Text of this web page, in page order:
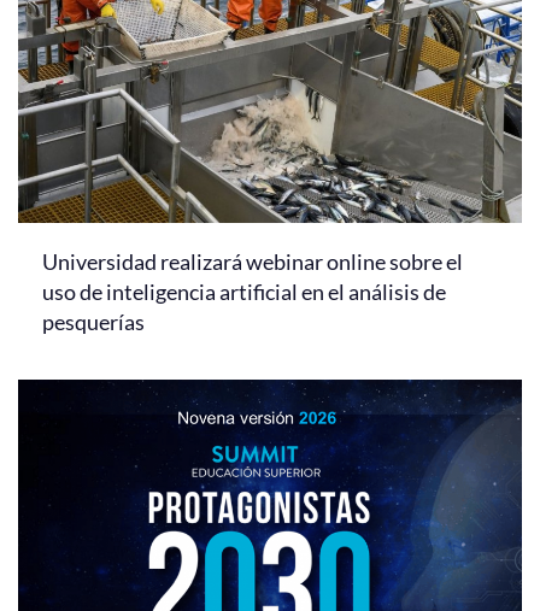
Universidad realizará webinar online sobre el
uso de inteligencia artificial en el análisis de
pesquerías